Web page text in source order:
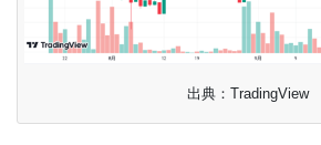
出典：TradingView